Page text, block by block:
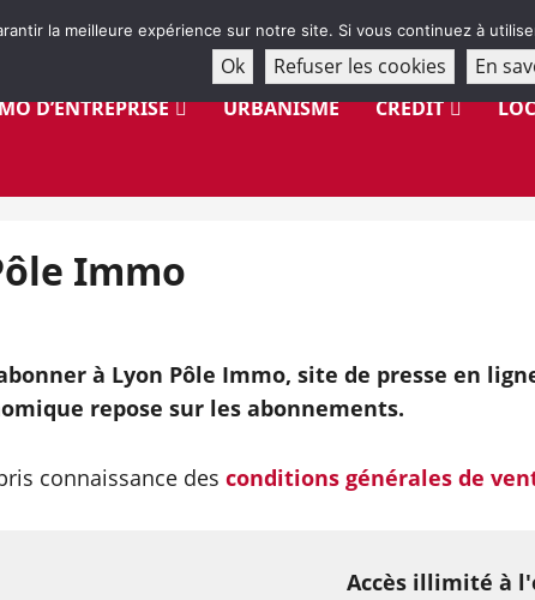
D’ENTREPRISE URBANISME CRÉDIT
Immo
à Lyon Pôle Immo, site de presse en
repose sur les abonnements.
connaissance des conditions générales de
Accès illimité à
la meilleure expérience sur notre site. Si vous continuez à
Ok Refuser les cookies En